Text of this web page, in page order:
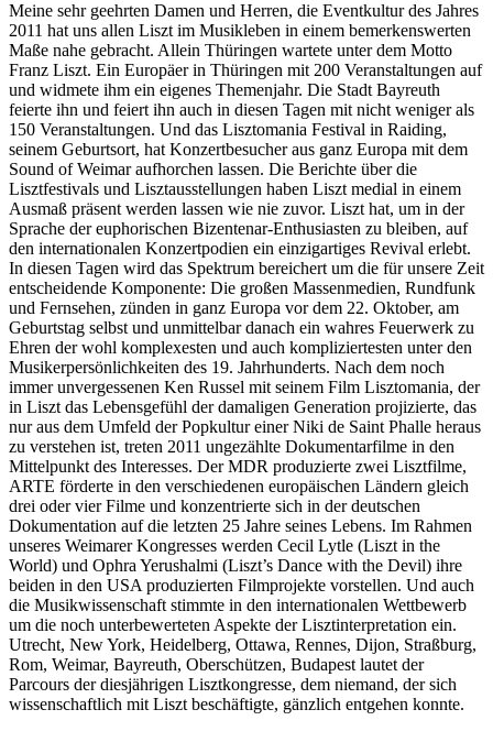
Meine sehr geehrten Damen und Herren, die Eventkultur des Jahres
2011 hat uns allen Liszt im Musikleben in einem bemerkenswerten
Maße nahe gebracht. Allein Thüringen wartete unter dem Motto
Franz Liszt. Ein Europäer in Thüringen mit 200 Veranstaltungen auf
und widmete ihm ein eigenes Themenjahr. Die Stadt Bayreuth
feierte ihn und feiert ihn auch in diesen Tagen mit nicht weniger als
150 Veranstaltungen. Und das Lisztomania Festival in Raiding,
seinem Geburtsort, hat Konzertbesucher aus ganz Europa mit dem
Sound of Weimar aufhorchen lassen. Die Berichte über die
Lisztfestivals und Lisztausstellungen haben Liszt medial in einem
Ausmaß präsent werden lassen wie nie zuvor. Liszt hat, um in der
Sprache der euphorischen Bizentenar-Enthusiasten zu bleiben, auf
den internationalen Konzertpodien ein einzigartiges Revival erlebt.
In diesen Tagen wird das Spektrum bereichert um die für unsere Zeit
entscheidende Komponente: Die großen Massenmedien, Rundfunk
und Fernsehen, zünden in ganz Europa vor dem 22. Oktober, am
Geburtstag selbst und unmittelbar danach ein wahres Feuerwerk zu
Ehren der wohl komplexesten und auch kompliziertesten unter den
Musikerpersönlichkeiten des 19. Jahrhunderts. Nach dem noch
immer unvergessenen Ken Russel mit seinem Film Lisztomania, der
in Liszt das Lebensgefühl der damaligen Generation projizierte, das
nur aus dem Umfeld der Popkultur einer Niki de Saint Phalle heraus
zu verstehen ist, treten 2011 ungezählte Dokumentarfilme in den
Mittelpunkt des Interesses. Der MDR produzierte zwei Lisztfilme,
ARTE förderte in den verschiedenen europäischen Ländern gleich
drei oder vier Filme und konzentrierte sich in der deutschen
Dokumentation auf die letzten 25 Jahre seines Lebens. Im Rahmen
unseres Weimarer Kongresses werden Cecil Lytle (Liszt in the
World) und Ophra Yerushalmi (Liszt’s Dance with the Devil) ihre
beiden in den USA produzierten Filmprojekte vorstellen. Und auch
die Musikwissenschaft stimmte in den internationalen Wettbewerb
um die noch unterbewerteten Aspekte der Lisztinterpretation ein.
Utrecht, New York, Heidelberg, Ottawa, Rennes, Dijon, Straßburg,
Rom, Weimar, Bayreuth, Oberschützen, Budapest lautet der
Parcours der diesjährigen Lisztkongresse, dem niemand, der sich
wissenschaftlich mit Liszt beschäftigte, gänzlich entgehen konnte.